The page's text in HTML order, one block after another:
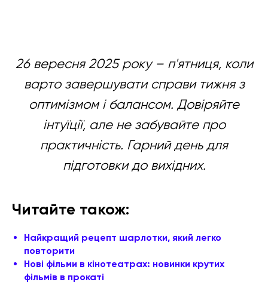
26 вересня 2025 року – п'ятниця, коли
варто завершувати справи тижня з
оптимізмом і балансом. Довіряйте
інтуїції, але не забувайте про
практичність. Гарний день для
підготовки до вихідних.
Читайте також:
Найкращий рецепт шарлотки, який легко
повторити
Нові фільми в кінотеатрах: новинки крутих
фільмів в прокаті